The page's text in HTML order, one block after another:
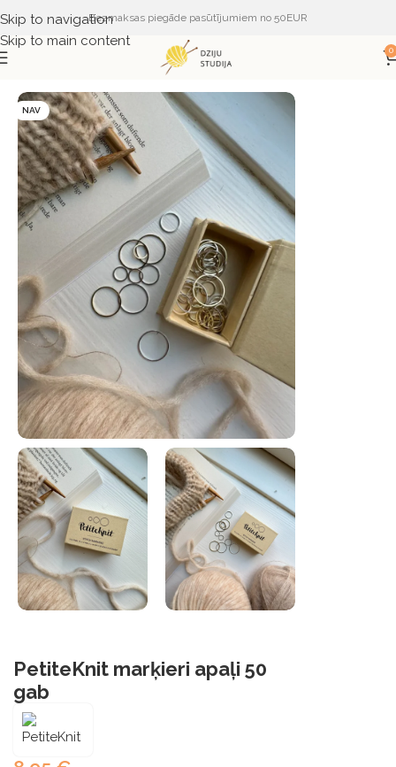
Skip to navigation
Skip to main content
Bezmaksas piegāde pasūtījumiem no 50EUR
0
PALĪGINSTRUMENTI
NAV
PetiteKnit marķieri apaļi 50
gab